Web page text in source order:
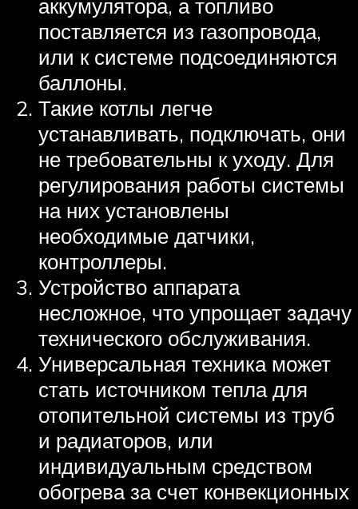
аккумулятора, а топливо
поставляется из газопровода,
или к системе подсоединяются
баллоны.
Такие котлы легче
устанавливать, подключать, они
не требовательны к уходу. Для
регулирования работы системы
на них установлены
необходимые датчики,
контроллеры.
Устройство аппарата
несложное, что упрощает задачу
технического обслуживания.
Универсальная техника может
стать источником тепла для
отопительной системы из труб
и радиаторов, или
индивидуальным средством
обогрева за счет конвекционных